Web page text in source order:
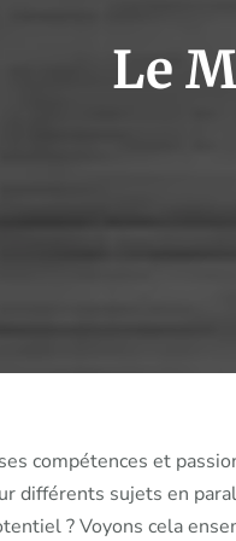
Le
compétences et
différents sujets en
? Voyons cela